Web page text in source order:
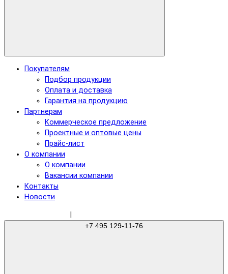
Покупателям
Подбор продукции
Оплата и доставка
Гарантия на продукцию
Партнерам
Коммерческое предложение
Проектные и оптовые цены
Прайс-лист
О компании
О компании
Вакансии компании
Контакты
Новости